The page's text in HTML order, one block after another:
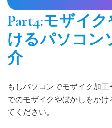
Part4:モザイ
けるパソコン
介
もしパソコンでモザイク加
でのモザイクやぼかしをか
てください。